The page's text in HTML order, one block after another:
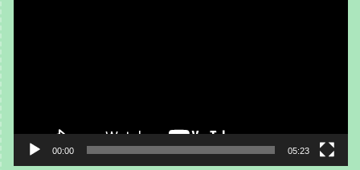
00:00 05:23